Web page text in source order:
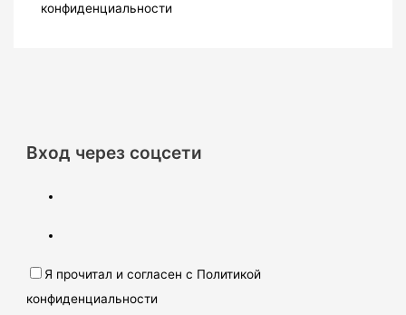
конфиденциальности
Вход через соцсети
Я прочитал и согласен с Политикой
конфиденциальности